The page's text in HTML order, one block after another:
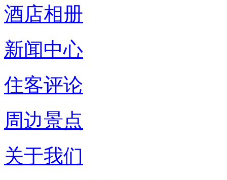
酒店相册
新闻中心
住客评论
周边景点
关于我们